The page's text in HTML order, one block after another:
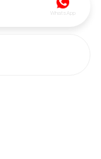
WhatsApp